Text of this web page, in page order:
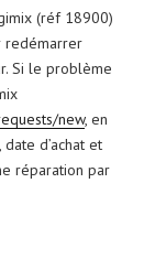
(réf 18900)
redémarrer
Si le problème
new, en
d’achat et
réparation par